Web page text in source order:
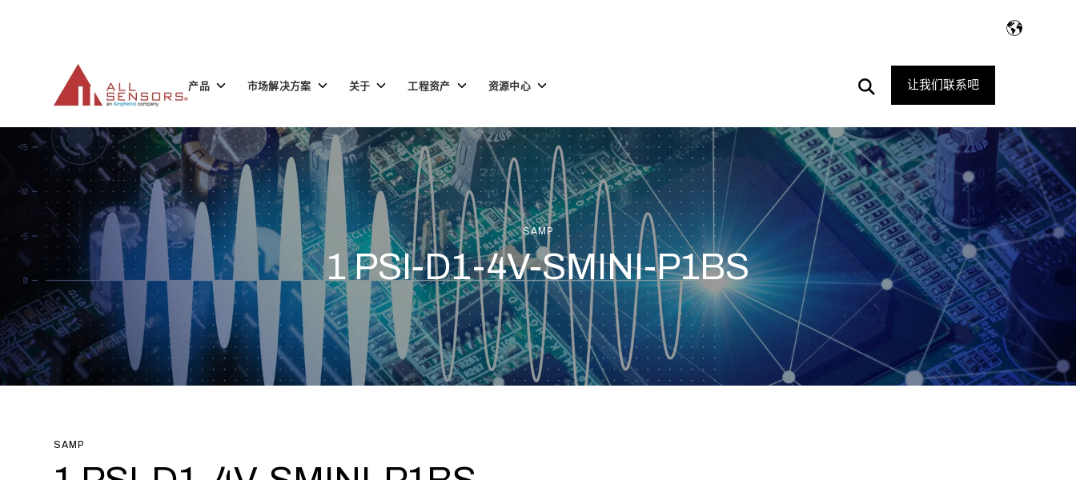
产品 Toggle
品
市场解决方案 Toggle
children
场
解
决
方
关于 Toggle
于
工程资产 Toggle
children
程
资
产
资源中心 Toggle
源
中
心
Open
Search
让我们联系吧
SAMP
1 PSI-D1-4V-SMINI-P1BS
SAMP